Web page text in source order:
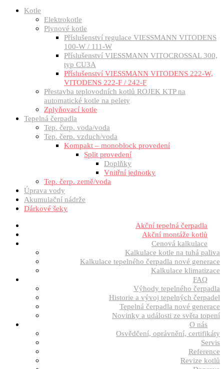
Kotle
Elektrokotle
Plynové kotle
Příslušenství regulace VIESSMANN VITODENS
100-W / 111-W
Příslušenství VIESSMANN VITOCROSSAL 300,
typ CU3A
Příslušenství VIESSMANN VITODENS 222-W,
VITODENS 222-F / 242-F
Přestavba teplovodních kotlů ROJEK KTP na
automatické kotle na pelety
Zplyňovací kotle
Tepelná čerpadla
Tep. čerp. voda/voda
Tep. čerp. vzduch/voda
Kompakt – monoblock provedení
Split provedení
Doplňky
Vnitřní jednotky
Tep. čerp. země/voda
Úprava vody
Akumulační nádrže
Dárkové šeky
Akční tepelná čerpadla
Akční montáže kotlů
Cenová kalkulace
Kalkulace kotle na tuhá paliva
Kalkulace tepelného čerpadla nové generace
Kalkulace klimatizace
FAQ
Výhody tepelného čerpadla
Historie a vývoj tepelných čerpadel
Tepelná čerpadla nové generace
Novinky a události ze světa topení
O nás
Osvědčení, oprávnění, certifikáty
Servis
Reference
Revize kotlů